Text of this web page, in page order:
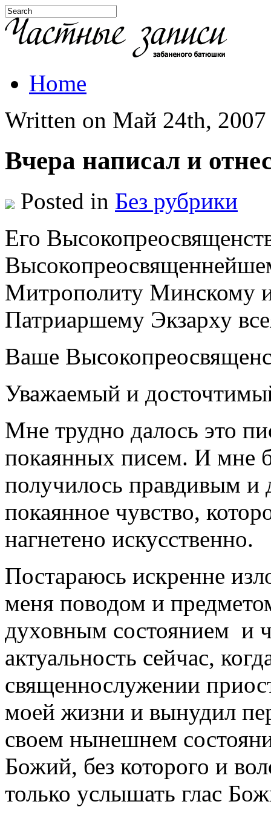
Home
Written on Май 24th, 2007
Вчера написал и
Posted in Без рубрики
Его
Митрополиту Минскому
Патриаршему Экзарху
Ваше
Уважаемый и
Мне трудно далось это
покаянных писем. И мне
получилось правдивым и
покаянное чувство,
нагнетено искусственно.
Постараюсь искренне
меня поводом и
духовным состоянием и
актуальность сейчас,
священнослужении
моей жизни и вынудил
своем нынешнем
Божий, без которого и
только услышать глас